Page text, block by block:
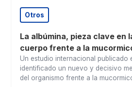
Otros
La albúmina, pieza clave en
cuerpo frente a la
Un estudio internacional publicado
identificado un nuevo y decisivo
del organismo frente a la